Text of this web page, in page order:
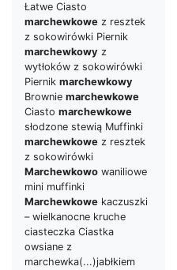
Łatwe Ciasto
marchewkowe z resztek
z sokowirówki Piernik
marchewkowy z
wytłoków z sokowirówki
Piernik marchewkowy
Brownie marchewkowe
Ciasto marchewkowe
słodzone stewią Muffinki
marchewkowe z resztek
z sokowirówki
Marchewkowo waniliowe
mini muffinki
Marchewkowe kaczuszki
– wielkanocne kruche
ciasteczka Ciastka
owsiane z
marchewka(...)jabłkiem